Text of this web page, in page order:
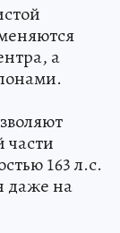
а
части
163 л.с.
даже на